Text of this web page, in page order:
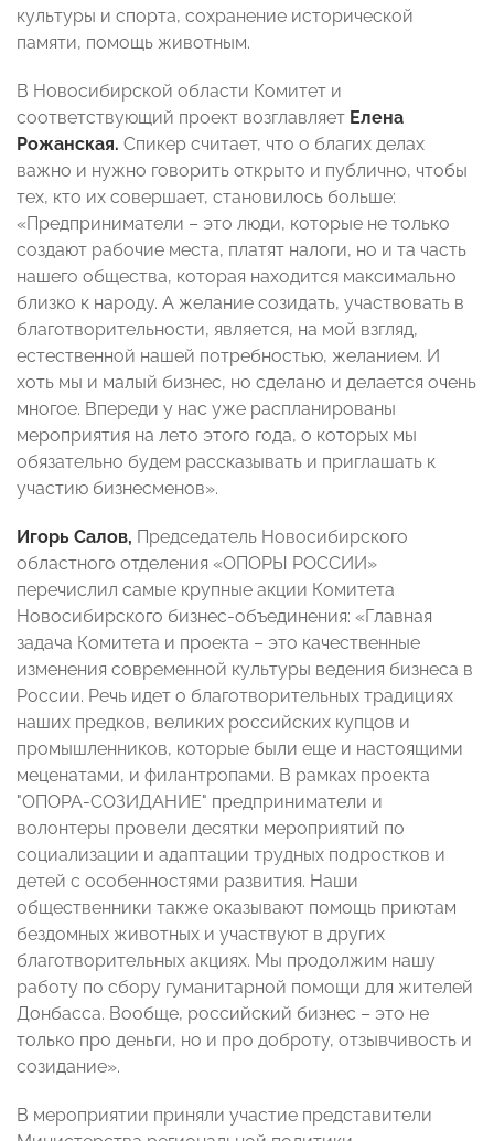
культуры и спорта, сохранение исторической
памяти, помощь животным.
В Новосибирской области Комитет и
соответствующий проект возглавляет Елена
Рожанская. Спикер считает, что о благих делах
важно и нужно говорить открыто и публично, чтобы
тех, кто их совершает, становилось больше:
«Предприниматели – это люди, которые не только
создают рабочие места, платят налоги, но и та часть
нашего общества, которая находится максимально
близко к народу. А желание созидать, участвовать в
благотворительности, является, на мой взгляд,
естественной нашей потребностью, желанием. И
хоть мы и малый бизнес, но сделано и делается очень
многое. Впереди у нас уже распланированы
мероприятия на лето этого года, о которых мы
обязательно будем рассказывать и приглашать к
участию бизнесменов».
Игорь Салов, Председатель Новосибирского
областного отделения «ОПОРЫ РОССИИ»
перечислил самые крупные акции Комитета
Новосибирского бизнес-объединения: «Главная
задача Комитета и проекта – это качественные
изменения современной культуры ведения бизнеса в
России. Речь идет о благотворительных традициях
наших предков, великих российских купцов и
промышленников, которые были еще и настоящими
меценатами, и филантропами. В рамках проекта
"ОПОРА-СОЗИДАНИЕ" предприниматели и
волонтеры провели десятки мероприятий по
социализации и адаптации трудных подростков и
детей с особенностями развития. Наши
общественники также оказывают помощь приютам
бездомных животных и участвуют в других
благотворительных акциях. Мы продолжим нашу
работу по сбору гуманитарной помощи для жителей
Донбасса. Вообще, российский бизнес – это не
только про деньги, но и про доброту, отзывчивость и
созидание».
В мероприятии приняли участие представители